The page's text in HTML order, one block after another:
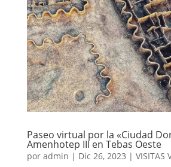
Paseo virtual por la «Ciudad
Amenhotep III en Tebas Oeste
por admin | Dic 26, 2023 | VISITAS